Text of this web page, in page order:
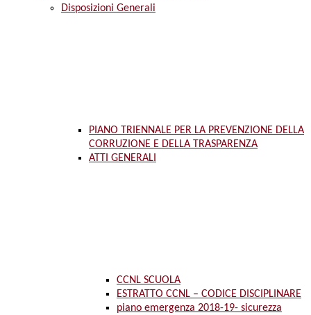
Disposizioni Generali
PIANO TRIENNALE PER LA PREVENZIONE DELLA
CORRUZIONE E DELLA TRASPARENZA
ATTI GENERALI
CCNL SCUOLA
ESTRATTO CCNL – CODICE DISCIPLINARE
piano emergenza 2018-19- sicurezza